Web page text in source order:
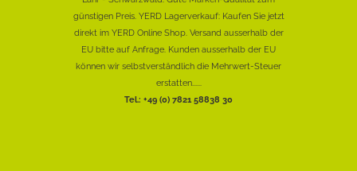
günstigen Preis. YERD Lagerverkauf: Kaufen Sie jetzt
direkt im YERD Online Shop. Versand ausserhalb der
EU bitte auf Anfrage. Kunden ausserhalb der EU
können wir selbstverständlich die Mehrwert-Steuer
erstatten......
Tel.: +49 (0) 7821 58838 30